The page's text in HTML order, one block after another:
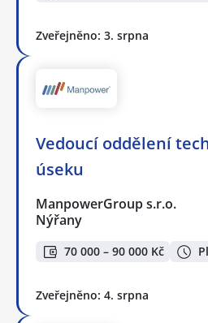
Zveřejněno: 3. srpna
Vedoucí oddělení
úseku
ManpowerGroup s.r.o.
Nýřany
70 000 – 90 000 Kč
Zveřejněno: 4. srpna